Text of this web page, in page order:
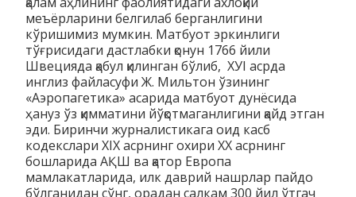
меъёрларини белгилаб берганлигини
кўришимиз мумкин. Матбуот эркинлиги
тўғрисидаги дастлабки қонун 1766 йили
Швецияда қабул қилинган бўлиб, ХУI асрда
инглиз файласуфи Ж. Мильтон ўзининг
«Аэропагетика» асарида матбуот дунёсида
ҳануз ўз қимматини йўқотмаганлигини қайд этган
эди. Биринчи журналистикага оид касб
кодекслари XIX асрнинг охири XX асрнинг
бошларида АҚШ ва қатор Европа
мамлакатларида, илк даврий нашрлар пайдо
бўлганидан сўнг, орадан салкам 300 йил ўтгач